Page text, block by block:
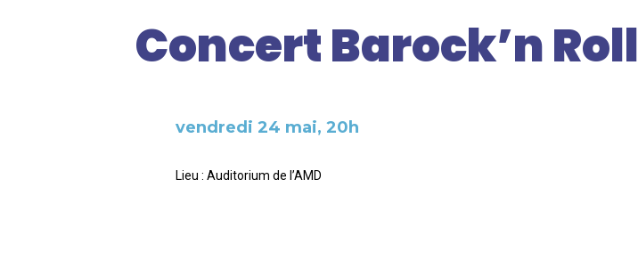
Concert Barock’n Roll
vendredi 24 mai, 20h
Lieu : Auditorium de l’AMD